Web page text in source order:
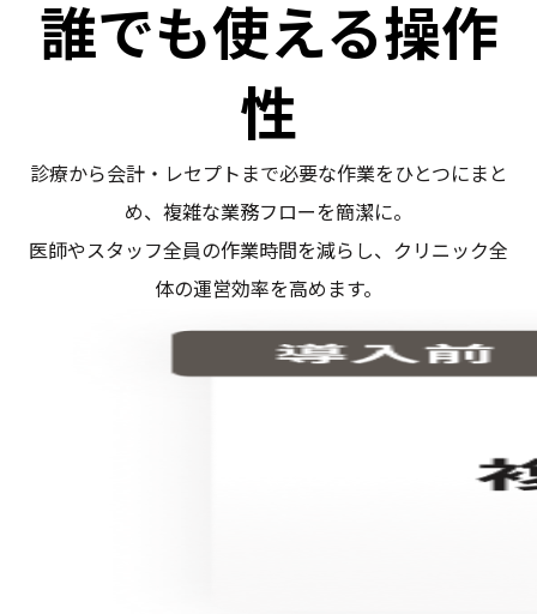
誰でも使える操作
性
診療から会計・レセプトまで必要な作業をひとつにまと
め、複雑な業務フローを簡潔に。
医師やスタッフ全員の作業時間を減らし、クリニック全
体の運営効率を高めます。